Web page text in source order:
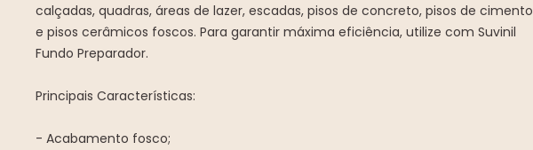
calçadas, quadras, áreas de lazer, escadas, pisos de concreto, pisos de cimento
e pisos cerâmicos foscos. Para garantir máxima eficiência, utilize com Suvinil
Fundo Preparador.
Principais Características:
- Acabamento fosco;